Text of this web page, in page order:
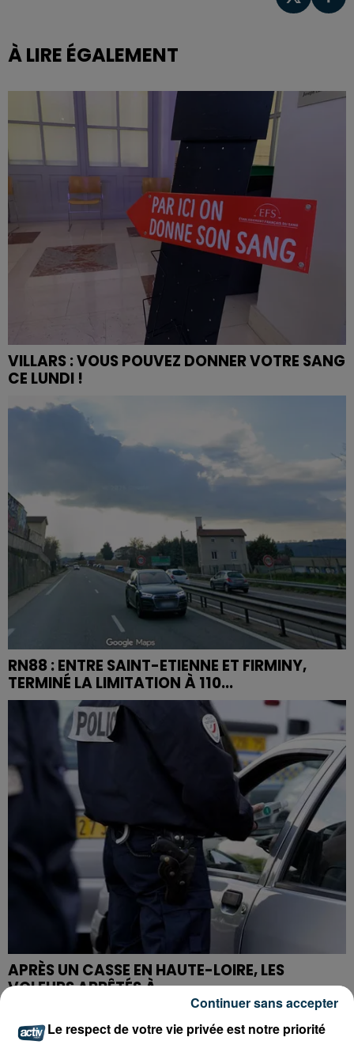
À LIRE ÉGALEMENT
VILLARS : VOUS POUVEZ DONNER VOTRE SANG
CE LUNDI !
RN88 : ENTRE SAINT-ETIENNE ET FIRMINY,
TERMINÉ LA LIMITATION À 110...
APRÈS UN CASSE EN HAUTE-LOIRE, LES
VOLEURS ARRÊTÉS À...
Le respect de votre vie privée est notre priorité
Continuer sans accepter